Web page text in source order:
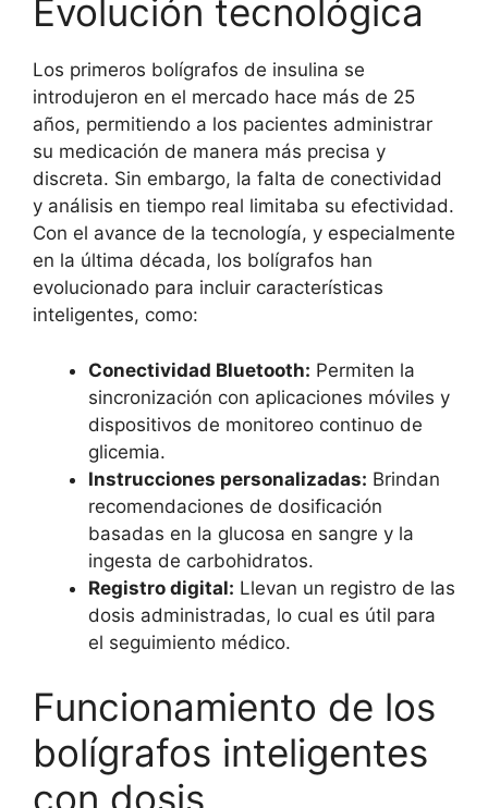
Evolución tecnológica
Los primeros bolígrafos de insulina se
introdujeron en el mercado hace más de 25
años, permitiendo a los pacientes administrar
su medicación de manera más precisa y
discreta. Sin embargo, la falta de conectividad
y análisis en tiempo real limitaba su efectividad.
Con el avance de la tecnología, y especialmente
en la última década, los bolígrafos han
evolucionado para incluir características
inteligentes, como:
Conectividad Bluetooth: Permiten la
sincronización con aplicaciones móviles y
dispositivos de monitoreo continuo de
glicemia.
Instrucciones personalizadas: Brindan
recomendaciones de dosificación
basadas en la glucosa en sangre y la
ingesta de carbohidratos.
Registro digital: Llevan un registro de las
dosis administradas, lo cual es útil para
el seguimiento médico.
Funcionamiento de los
bolígrafos inteligentes
con dosis